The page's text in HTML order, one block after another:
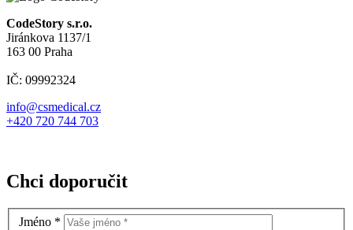
CodeStory s.r.o.
Jiránkova 1137/1
163 00 Praha
IČ: 09992324
info@csmedical.cz
+420 720 744 703
Chci doporučit
Jméno *